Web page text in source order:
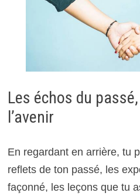
Les échos du
l’avenir
En regardant en arrière, tu
reflets de ton passé, les
façonné, les leçons que tu